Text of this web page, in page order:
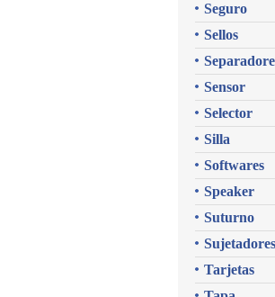
Seguro
Sellos
Sensor
Selector
Silla
Softwares
Speaker
Suturno
Sujetadores
Tarjetas